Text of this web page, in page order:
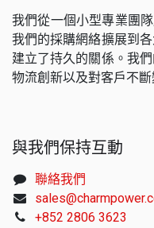
我們從一個小型專業團
我們的採購網絡擴展到
建立了持久的關係。我
物流創新以及對客戶不
與我們保持互動
聯絡我們
+852 2806 3623